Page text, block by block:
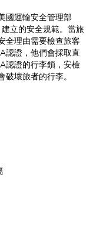
國運輸安全管理部
立的安全規範。當旅
全理由需要檢查旅客
認證，他們會採取直
認證的行李鎖，安檢
壞旅者的行李。